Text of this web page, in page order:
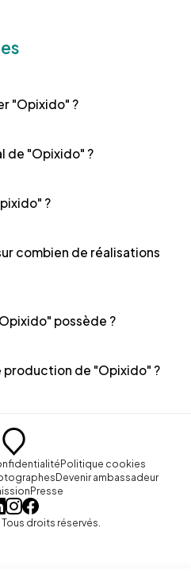
"Opixido" ?
de "Opixido" ?
?
combien de réalisations
possède ?
production de "Opixido" ?
Politique cookies
Devenir ambassadeur
Presse
droits réservés.